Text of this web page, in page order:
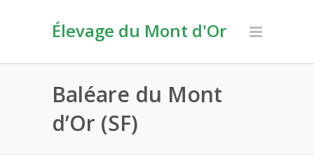
Élevage du Mont d'Or
Baléare du Mont
d’Or (SF)